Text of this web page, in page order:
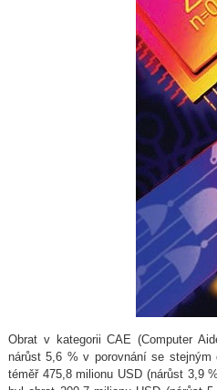
Obrat v kategorii CAE (Computer
nárůst 5,6 % v porovnání se stejným
téměř 475,8 milionu USD (nárůst 3,9